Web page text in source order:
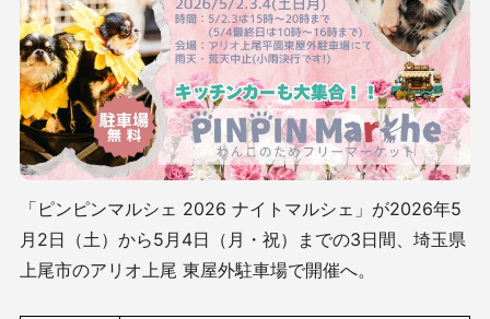
「ピンピンマルシェ 2026 ナイトマルシェ」が2026年5
月2日（土）から5月4日（月・祝）までの3日間、埼玉県
上尾市のアリオ上尾 東屋外駐車場で開催へ。